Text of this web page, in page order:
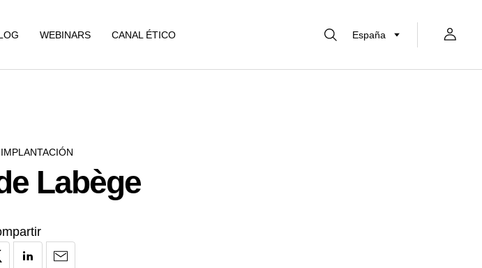
WEBINARS CANAL ÉTICO España
Labège